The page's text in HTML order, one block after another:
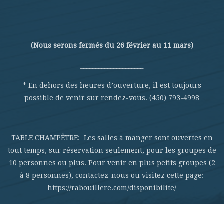
(Nous serons fermés du 26 février au 11 mars)
* En dehors des heures d’ouverture, il est toujours
possible de venir sur rendez-vous. (450) 793-4998
TABLE CHAMPÊTRE: Les salles à manger sont ouvertes en
tout temps, sur réservation seulement, pour les groupes de
10 personnes ou plus. Pour venir en plus petits groupes (2
à 8 personnes), contactez-nous ou visitez cette page:
https://rabouillere.com/disponibilite/